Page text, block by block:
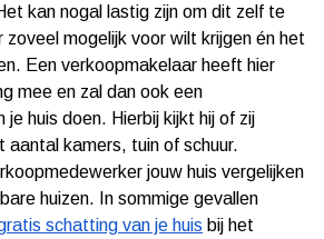
kan nogal lastig zijn om dit zelf te
zoveel mogelijk voor wilt krijgen én het
Een verkoopmakelaar heeft hier
mee en zal dan ook een
huis doen. Hierbij kijkt hij of zij
aantal kamers, tuin of schuur.
jouw huis vergelijken
huizen. In sommige gevallen
schatting van je huis bij het